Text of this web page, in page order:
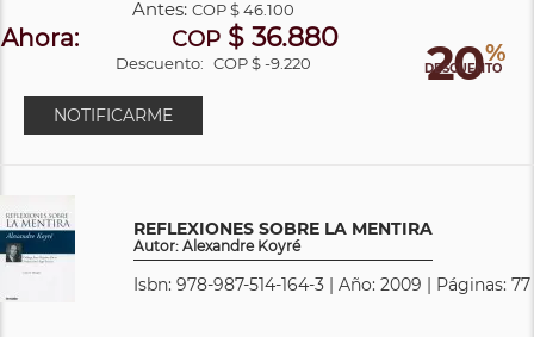
20%
DESCUENTO
Antes:COP$ 46.100
Ahora: COP $ 36.880
Descuento: COP $ -9.220
NOTIFICARME
REFLEXIONES SOBRE LA MENTIRA
Autor: Alexandre Koyré
Isbn: 978-987-514-164-3 | Año: 2009 | Páginas: 77